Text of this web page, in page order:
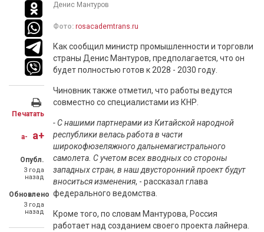
Печатать
a- a+
Опубл.
3 года
назад
Обновлено
3 года
назад
Денис Мантуров
Фото: rosacademtrans.ru
Как сообщил министр промышленности и торговли
страны Денис Мантуров, предполагается, что он
будет полностью готов к 2028 - 2030 году.
Чиновник также отметил, что работы ведутся
совместно со специалистами из КНР.
- С нашими партнерами из Китайской народной
республики велась работа в части
широкофюзеляжного дальнемагистрального
самолета. С учетом всех вводных со стороны
западных стран, в наш двусторонний проект будут
вноситься изменения, - рассказал глава
федерального ведомства.
Кроме того, по словам Мантурова, Россия
работает над созданием своего проекта лайнера.